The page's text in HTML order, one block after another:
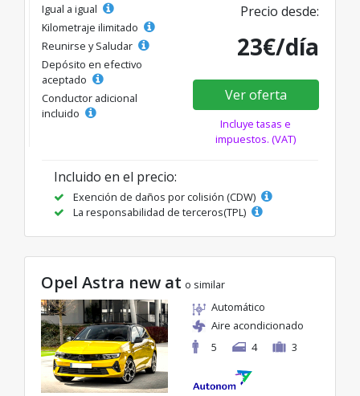
Igual a igual
Kilometraje ilimitado
Reunirse y Saludar
Depósito en efectivo
aceptado
Conductor adicional
incluido
Precio desde:
23€/día
Ver oferta
Incluye tasas e
impuestos. (VAT)
Incluido en el precio:
Exención de daños por colisión (CDW)
La responsabilidad de terceros(TPL)
Opel Astra new at o similar
Automático
Aire acondicionado
5
4 3